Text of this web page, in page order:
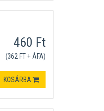
460 Ft
(362 FT + ÁFA)
KOSÁRBA